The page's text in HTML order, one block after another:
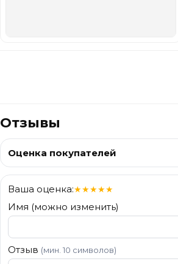
Отзывы
Оценка покупателей
Ваша оценка:★★★★★
Имя (можно изменить)
Отзыв (мин. 10 символов)